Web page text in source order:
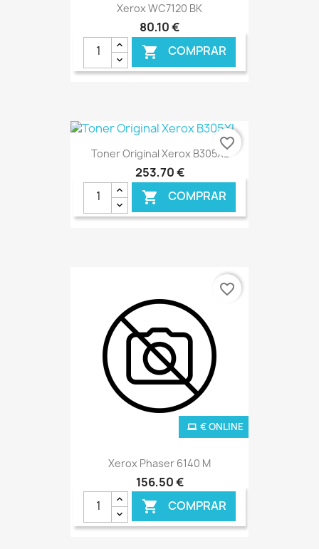
Xerox WC7120 BK
80,10 €
 COMPRAR
Toner Original Xerox B305XL
253,70 €
 COMPRAR
€ ONLINE
favorite_border
Xerox Phaser 6140 M
156,50 €
 COMPRAR
€ ONLINE
favorite_border